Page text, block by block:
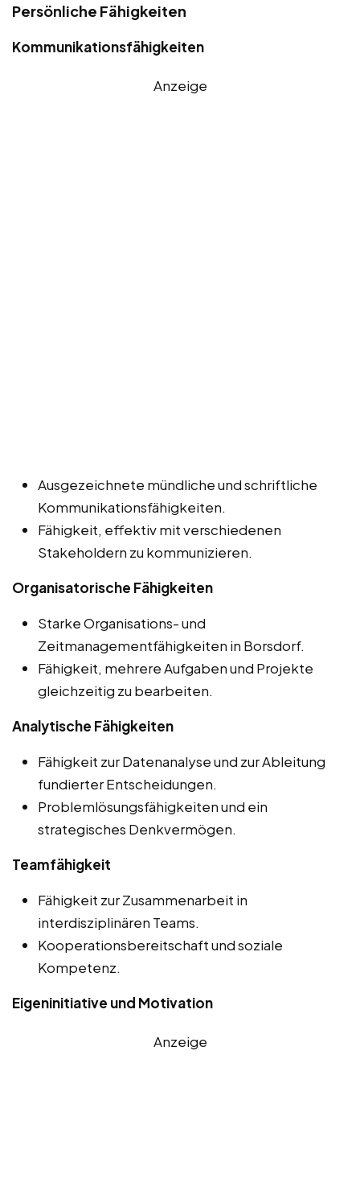
Persönliche Fähigkeiten
Kommunikationsfähigkeiten
Anzeige
Ausgezeichnete mündliche und schriftliche
Kommunikationsfähigkeiten.
Fähigkeit, effektiv mit verschiedenen
Stakeholdern zu kommunizieren.
Organisatorische Fähigkeiten
Starke Organisations- und
Zeitmanagementfähigkeiten in Borsdorf.
Fähigkeit, mehrere Aufgaben und Projekte
gleichzeitig zu bearbeiten.
Analytische Fähigkeiten
Fähigkeit zur Datenanalyse und zur Ableitung
fundierter Entscheidungen.
Problemlösungsfähigkeiten und ein
strategisches Denkvermögen.
Teamfähigkeit
Fähigkeit zur Zusammenarbeit in
interdisziplinären Teams.
Kooperationsbereitschaft und soziale
Kompetenz.
Eigeninitiative und Motivation
Anzeige